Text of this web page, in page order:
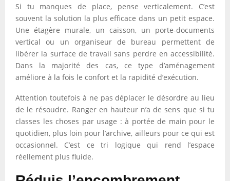
Si tu manques de place, pense verticalement. C’est
souvent la solution la plus efficace dans un petit espace.
Une étagère murale, un caisson, un porte-documents
vertical ou un organiseur de bureau permettent de
libérer la surface de travail sans perdre en accessibilité.
Dans la majorité des cas, ce type d’aménagement
améliore à la fois le confort et la rapidité d’exécution.
Attention toutefois à ne pas déplacer le désordre au lieu
de le résoudre. Ranger en hauteur n’a de sens que si tu
classes les choses par usage : à portée de main pour le
quotidien, plus loin pour l’archive, ailleurs pour ce qui est
occasionnel. C’est ce tri logique qui rend l’espace
réellement plus fluide.